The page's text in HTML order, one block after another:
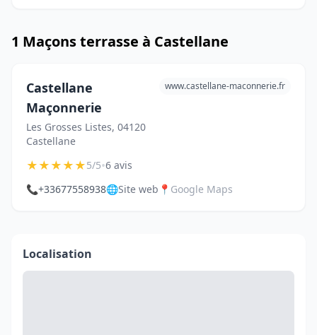
1 Maçons terrasse à Castellane
Castellane
Maçonnerie
Les Grosses Listes, 04120
Castellane
www.castellane-maconnerie.fr
★★★★★5/5•6 avis
📞+33677558938🌐Site web 📍 Google Maps
Localisation